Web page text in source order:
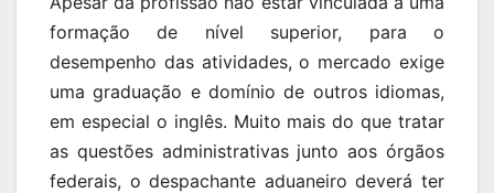
formação de nível superior, para o
desempenho das atividades, o mercado exige
uma graduação e domínio de outros idiomas,
em especial o inglês. Muito mais do que tratar
as questões administrativas junto aos órgãos
federais, o despachante aduaneiro deverá ter